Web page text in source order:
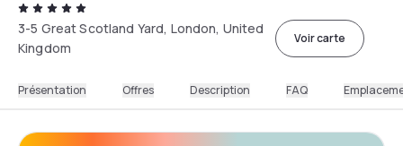
3-5 Great Scotland Yard, London, United
Kingdom
Voir carte
Présentation Offres Description FAQ